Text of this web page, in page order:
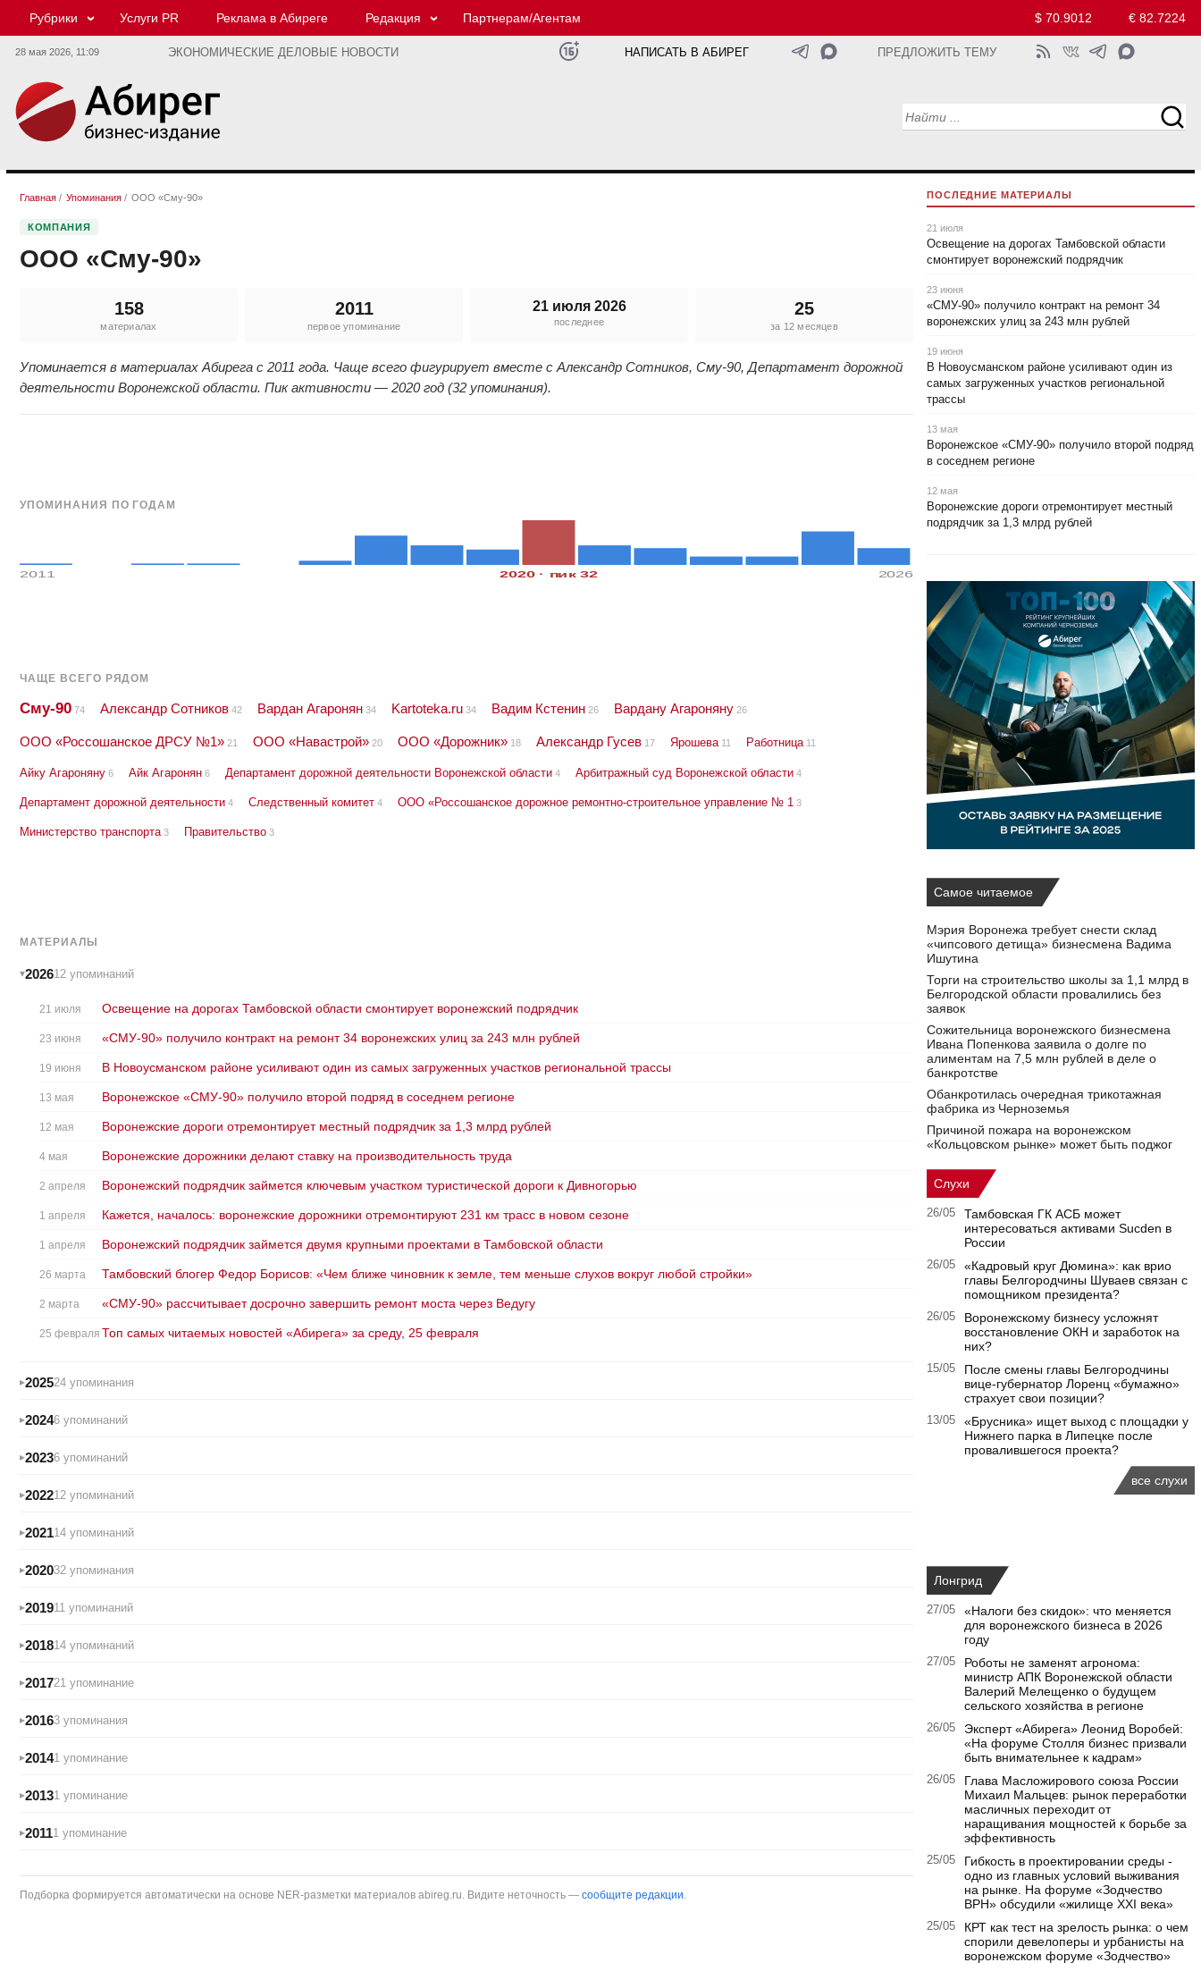
Рубрики Услуги PR Реклама в Абиреге Редакция Партнерам/Агентам $ 70.9012 € 82.7224
28 мая 2026, 11:09 ЭКОНОМИЧЕСКИЕ ДЕЛОВЫЕ НОВОСТИ НАПИСАТЬ В АБИРЕГ ПРЕДЛОЖИТЬ ТЕМУ
Главная / Упоминания / ООО «Сму-90»
КОМПАНИЯ
ООО «Сму-90»
158
материалах
2011
первое упоминание
21 июля 2026
последнее
25
за 12 месяцев
Упоминается в материалах Абирега с 2011 года. Чаще всего фигурирует вместе с Александр Сотников, Сму-90, Департамент дорожной
деятельности Воронежской области. Пик активности — 2020 год (32 упоминания).
УПОМИНАНИЯ ПО ГОДАМ
2011 2020 · пик 32 2026
ЧАЩЕ ВСЕГО РЯДОМ
Сму-90 74 Александр Сотников 42 Вардан Агаронян 34 Kartoteka.ru 34 Вадим Кстенин 26 Вардану Агароняну 26
ООО «Россошанское ДРСУ №1» 21 ООО «Навастрой» 20 ООО «Дорожник» 18 Александр Гусев 17 Ярошева 11 Работница 11
Айку Агароняну 6 Айк Агаронян 6 Департамент дорожной деятельности Воронежской области 4 Арбитражный суд Воронежской области 4
Департамент дорожной деятельности 4 Следственный комитет 4 ООО «Россошанское дорожное ремонтно-строительное управление № 1 3
Министерство транспорта 3 Правительство 3
МАТЕРИАЛЫ
202612 упоминаний
21 июля Освещение на дорогах Тамбовской области смонтирует воронежский подрядчик
23 июня «СМУ‑90» получило контракт на ремонт 34 воронежских улиц за 243 млн рублей
19 июня В Новоусманском районе усиливают один из самых загруженных участков региональной трассы
13 мая Воронежское «СМУ‑90» получило второй подряд в соседнем регионе
12 мая Воронежские дороги отремонтирует местный подрядчик за 1,3 млрд рублей
4 мая Воронежские дорожники делают ставку на производительность труда
2 апреля Воронежский подрядчик займется ключевым участком туристической дороги к Дивногорью
1 апреля Кажется, началось: воронежские дорожники отремонтируют 231 км трасс в новом сезоне
1 апреля Воронежский подрядчик займется двумя крупными проектами в Тамбовской области
26 марта Тамбовский блогер Федор Борисов: «Чем ближе чиновник к земле, тем меньше слухов вокруг любой стройки»
2 марта «СМУ-90» рассчитывает досрочно завершить ремонт моста через Ведугу
25 февраля Топ самых читаемых новостей «Абирега» за среду, 25 февраля
202524 упоминания
20246 упоминаний
20236 упоминаний
202212 упоминаний
202114 упоминаний
202032 упоминания
201911 упоминаний
201814 упоминаний
201721 упоминание
20163 упоминания
20141 упоминание
20131 упоминание
20111 упоминание
Подборка формируется автоматически на основе NER-разметки материалов abireg.ru. Видите неточность — сообщите редакции.
ПОСЛЕДНИЕ МАТЕРИАЛЫ
21 июля
Освещение на дорогах Тамбовской области
смонтирует воронежский подрядчик
23 июня
«СМУ‑90» получило контракт на ремонт 34
воронежских улиц за 243 млн рублей
19 июня
В Новоусманском районе усиливают один из
самых загруженных участков региональной
трассы
13 мая
Воронежское «СМУ‑90» получило второй подряд
в соседнем регионе
12 мая
Воронежские дороги отремонтирует местный
подрядчик за 1,3 млрд рублей
Самое читаемое
Мэрия Воронежа требует снести склад
«чипсового детища» бизнесмена Вадима
Ишутина
Торги на строительство школы за 1,1 млрд в
Белгородской области провалились без
заявок
Сожительница воронежского бизнесмена
Ивана Попенкова заявила о долге по
алиментам на 7,5 млн рублей в деле о
банкротстве
Обанкротилась очередная трикотажная
фабрика из Черноземья
Причиной пожара на воронежском
«Кольцовском рынке» может быть поджог
Слухи
26/05
Тамбовская ГК АСБ может
интересоваться активами Sucden в
России
26/05
«Кадровый круг Дюмина»: как врио
главы Белгородчины Шуваев связан с
помощником президента?
26/05
Воронежскому бизнесу усложнят
восстановление ОКН и заработок на
них?
15/05
После смены главы Белгородчины
вице-губернатор Лоренц «бумажно»
страхует свои позиции?
13/05
«Брусника» ищет выход с площадки у
Нижнего парка в Липецке после
провалившегося проекта?
все слухи
Лонгрид
27/05
«Налоги без скидок»: что меняется
для воронежского бизнеса в 2026
году
27/05
Роботы не заменят агронома:
министр АПК Воронежской области
Валерий Мелещенко о будущем
сельского хозяйства в регионе
26/05
Эксперт «Абирега» Леонид Воробей:
«На форуме Столля бизнес призвали
быть внимательнее к кадрам»
26/05
Глава Масложирового союза России
Михаил Мальцев: рынок переработки
масличных переходит от
наращивания мощностей к борьбе за
эффективность
25/05
Гибкость в проектировании среды -
одно из главных условий выживания
на рынке. На форуме «Зодчество
ВРН» обсудили «жилище XXI века»
25/05
КРТ как тест на зрелость рынка: о чем
спорили девелоперы и урбанисты на
воронежском форуме «Зодчество»